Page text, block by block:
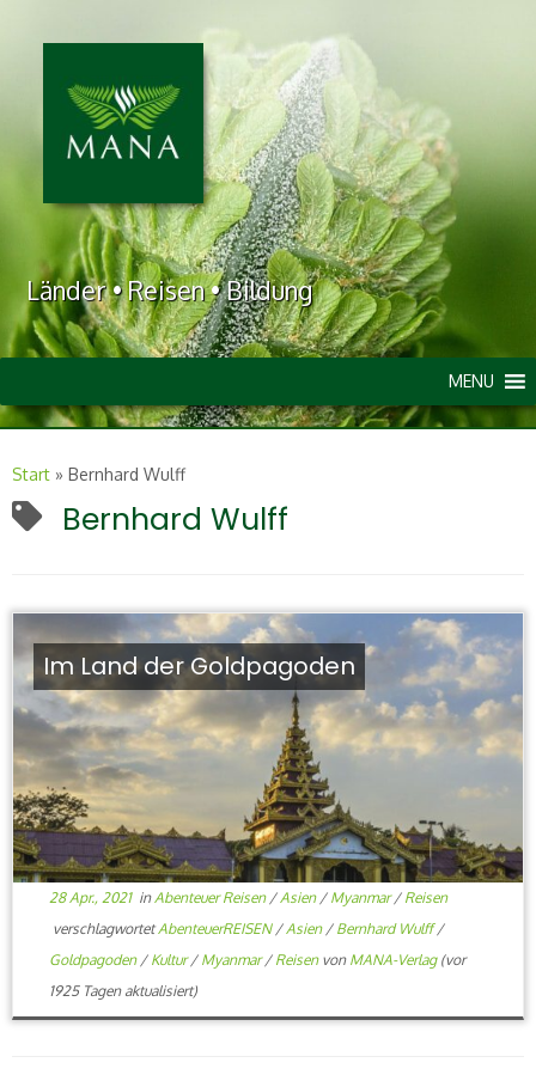
Länder • Reisen • Bildung
MENU
Start » Bernhard Wulff
Bernhard Wulff
Im Land der Goldpagoden
28 Apr., 2021in Abenteuer Reisen / Asien / Myanmar/ Reisen
verschlagwortetAbenteuerREISEN / Asien / Bernhard Wulff/
Goldpagoden / Kultur/ Myanmar/ Reisen von MANA-Verlag(vor
1925 Tagen aktualisiert)